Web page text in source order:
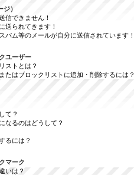
）
信できません！
送られてきます！
パム等のメールが自分に送信されています！
ユーザー
ストとは？
たはブロックリストに追加・削除するには？
て？
なるのはどうして？
るには？
マーク
いは？